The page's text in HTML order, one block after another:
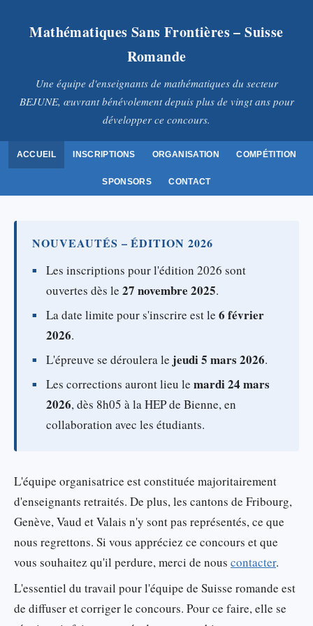
Mathématiques Sans Frontières – Suisse
Romande
Une équipe d'enseignants de mathématiques du secteur
BEJUNE, œuvrant bénévolement depuis plus de vingt ans pour
développer ce concours.
ACCUEIL INSCRIPTIONS ORGANISATION COMPÉTITION
SPONSORS CONTACT
NOUVEAUTÉS – ÉDITION 2026
Les inscriptions pour l'édition 2026 sont
ouvertes dès le 27 novembre 2025.
La date limite pour s'inscrire est le 6 février
2026.
L'épreuve se déroulera le jeudi 5 mars 2026.
Les corrections auront lieu le mardi 24 mars
2026, dès 8h05 à la HEP de Bienne, en
collaboration avec les étudiants.
L'équipe organisatrice est constituée majoritairement
d'enseignants retraités. De plus, les cantons de Fribourg,
Genève, Vaud et Valais n'y sont pas représentés, ce que
nous regrettons. Si vous appréciez ce concours et que
vous souhaitez qu'il perdure, merci de nous contacter.
L'essentiel du travail pour l'équipe de Suisse romande est
de diffuser et corriger le concours. Pour ce faire, elle se